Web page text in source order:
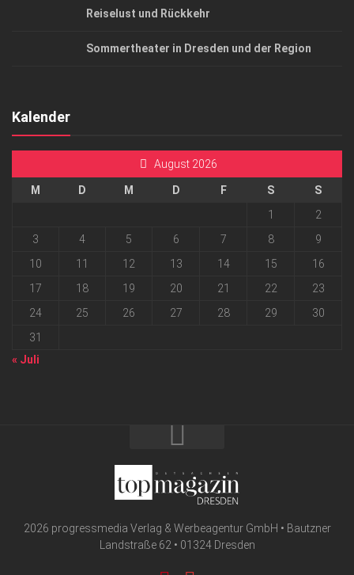
Reiselust und Rückkehr
Sommertheater in Dresden und der Region
Kalender
August 2026
M D M D F S
S
1
2
3
4 5 6 7 8
9
10
11 12 13 14 15
16
17
18 19 20 21 22
23
24
25 26 27 28 29
30
31
« Juli
2026 progressmedia Verlag & Werbeagentur GmbH • Bautzner
Landstraße 62 • 01324 Dresden